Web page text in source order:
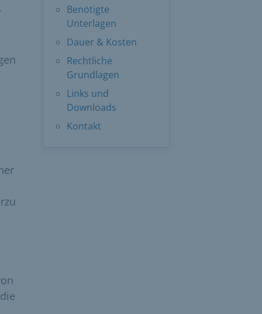
Benötigte
Unterlagen
Dauer & Kosten
Rechtliche
Grundlagen
Links und
Downloads
Kontakt